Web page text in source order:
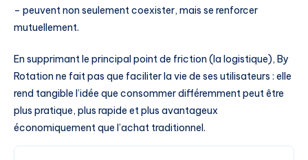
– peuvent non seulement coexister, mais se renforcer
mutuellement.
En supprimant le principal point de friction (la logistique), By
Rotation ne fait pas que faciliter la vie de ses utilisateurs : elle
rend tangible l’idée que consommer différemment peut être
plus pratique, plus rapide et plus avantageux
économiquement que l’achat traditionnel.